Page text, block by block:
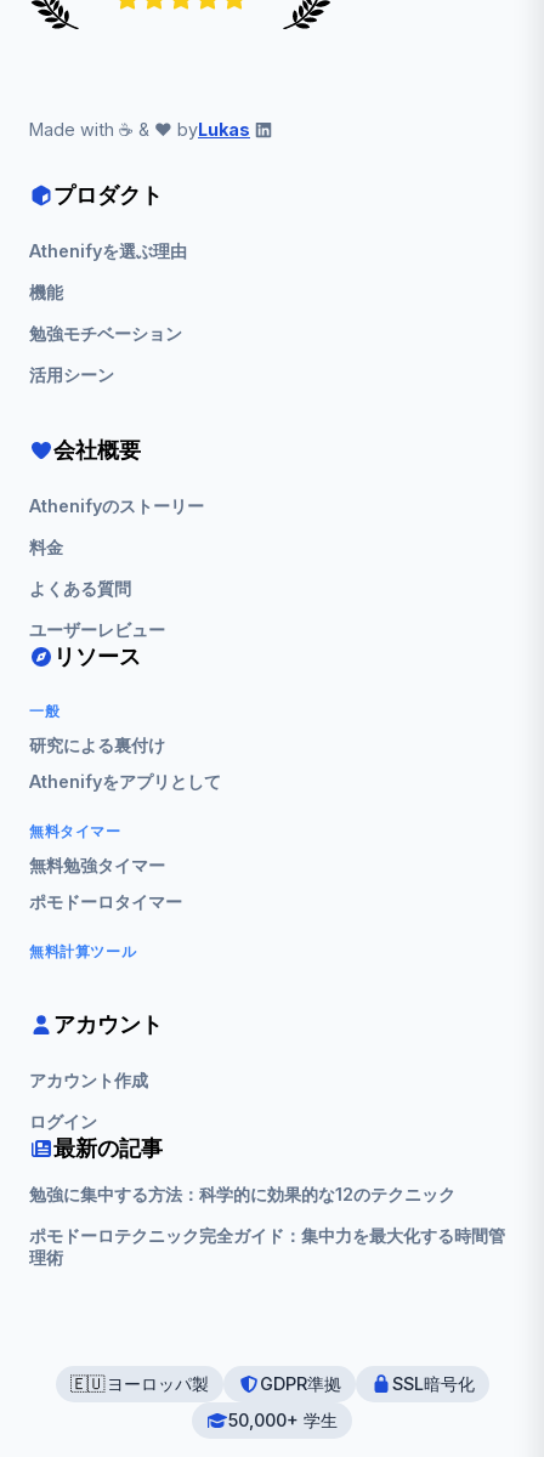
Made with ☕ & ❤️ byLukas
プロダクト
Athenifyを選ぶ理由
機能
勉強モチベーション
活用シーン
会社概要
Athenifyのストーリー
料金
よくある質問
ユーザーレビュー
リソース
一般
研究による裏付け
Athenifyをアプリとして
無料タイマー
無料勉強タイマー
ポモドーロタイマー
無料計算ツール
アカウント
アカウント作成
ログイン
最新の記事
勉強に集中する方法：科学的に効果的な12のテクニック
ポモドーロテクニック完全ガイド：集中力を最大化する時間管
理術
🇪🇺 ヨーロッパ製 GDPR準拠
SSL暗号化
50,000+ 学生